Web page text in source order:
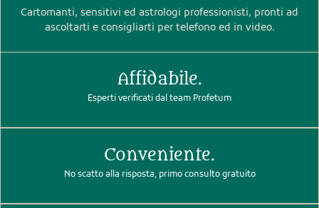
Cartomanti, sensitivi ed astrologi professionisti, pronti ad
ascoltarti e consigliarti per telefono ed in video.
Affidabile.
Esperti verificati dal team Profetum
Conveniente.
No scatto alla risposta, primo consulto gratuito